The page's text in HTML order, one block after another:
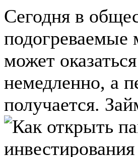
Сегодня в
подогреваемые
может
немедленно, а
получается.